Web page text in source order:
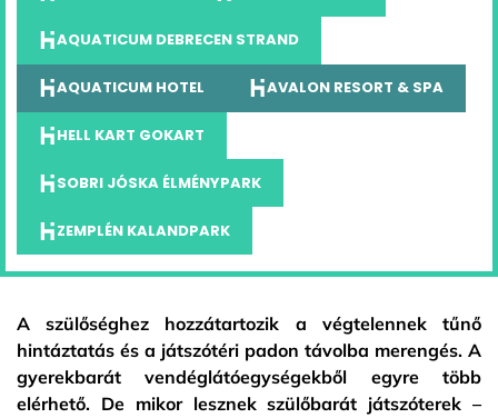
AQUATICUM DEBRECEN STRAND
AQUATICUM HOTEL AVALON RESORT & SPA
HELL KART GOKART
SOBRI JÓSKA ÉLMÉNYPARK
ZEMPLÉN KALANDPARK
A szülőséghez hozzátartozik a végtelennek tűnő
hintáztatás és a játszótéri padon távolba merengés. A
gyerekbarát vendéglátóegységekből egyre több
elérhető. De mikor lesznek szülőbarát játszóterek –